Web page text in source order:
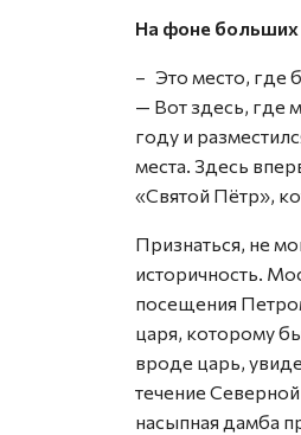
На фоне больших
– Это место, где
— Вот здесь, где
году и
места. Здесь
«Святой Пётр»,
Признаться, не
историчность.
посещения
царя, которому
вроде царь,
течение
насыпная дамба